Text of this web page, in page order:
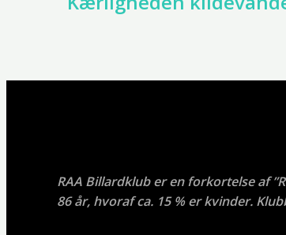
RAA Billardklub er en forkortelse af
86 år, hvoraf ca. 15 % er kvinder.